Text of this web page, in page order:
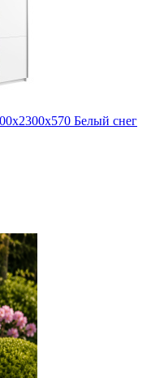
Белый снег